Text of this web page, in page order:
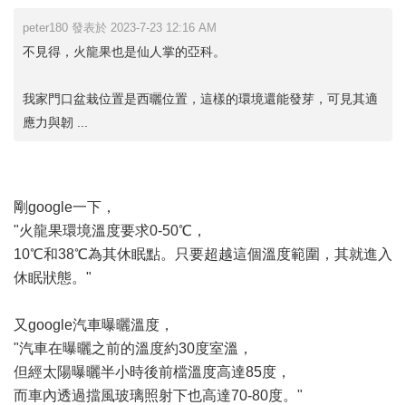
peter180 發表於 2023-7-23 12:16 AM
不見得，火龍果也是仙人掌的亞科。
我家門口盆栽位置是西曬位置，這樣的環境還能發芽，可見其適
應力與韌 ...
剛google一下，
"火龍果環境溫度要求0-50℃，
10℃和38℃為其休眠點。只要超越這個溫度範圍，其就進入
休眠狀態。"
又google汽車曝曬溫度，
"汽車在曝曬之前的溫度約30度室溫，
但經太陽曝曬半小時後前檔溫度高達85度，
而車內透過擋風玻璃照射下也高達70-80度。"